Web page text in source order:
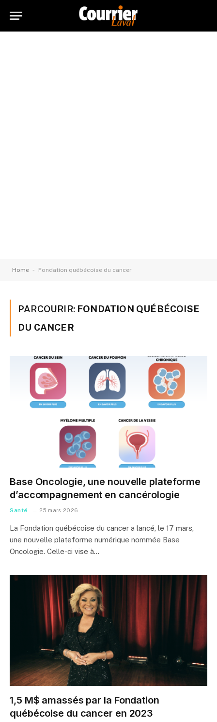
Home - Fondation québécoise du cancer
PARCOURIR: FONDATION QUÉBÉCOISE
DU CANCER
Base Oncologie, une nouvelle plateforme
d’accompagnement en cancérologie
Santé 25 mars 2026
La Fondation québécoise du cancer a lancé, le 17 mars,
une nouvelle plateforme numérique nommée Base
Oncologie. Celle-ci vise à…
1,5 M$ amassés par la Fondation
québécoise du cancer en 2023